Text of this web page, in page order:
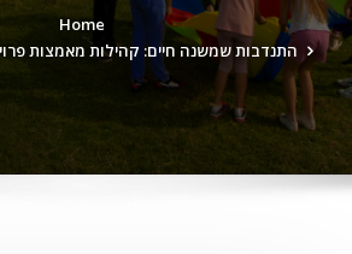
Home
התנדבות שמשנה חיים: קהילות מאמצות